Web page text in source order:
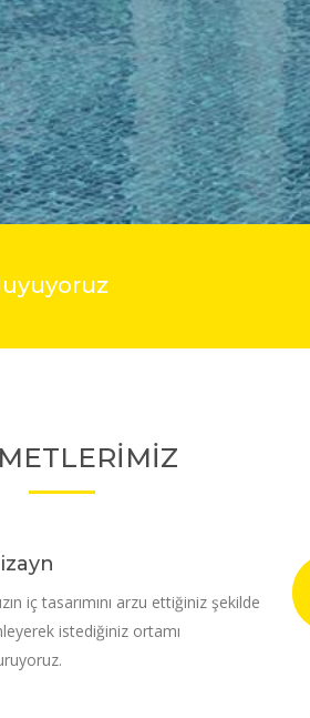
iç tasarımını arzu ettiğiniz şekilde
istediğiniz ortamı